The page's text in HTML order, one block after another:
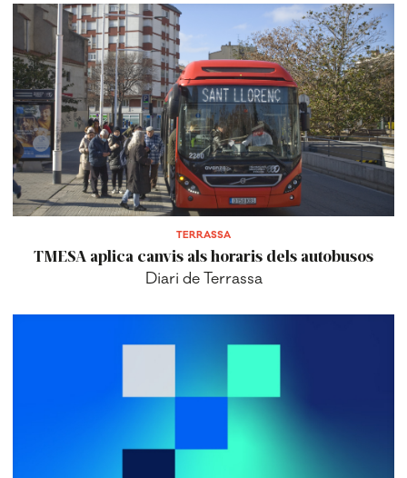
TERRASSA
TMESA aplica canvis als horaris dels autobusos
Diari de Terrassa